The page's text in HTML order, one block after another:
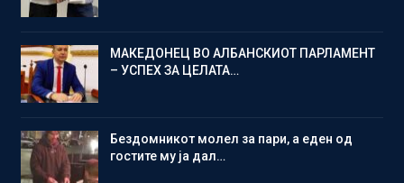
МАКЕДОНЕЦ ВО АЛБАНСКИОТ ПАРЛАМЕНТ
– УСПЕХ ЗА ЦЕЛАТА…
Бездомникот молел за пари, а еден од
гостите му ја дал…